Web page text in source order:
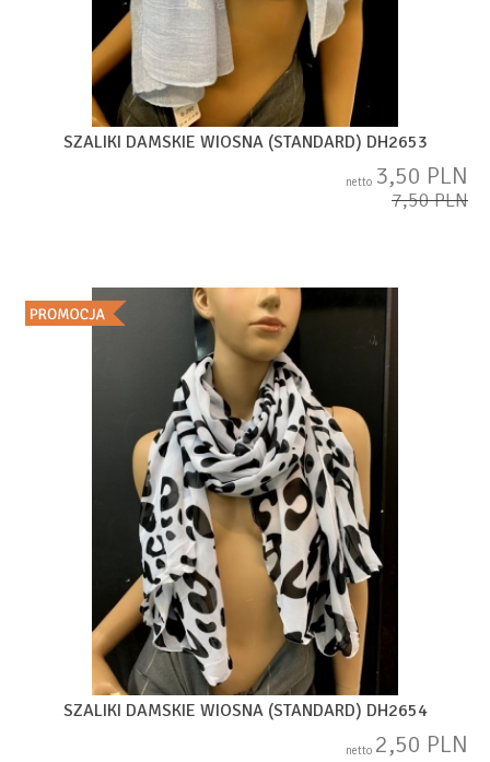
SZALIKI DAMSKIE WIOSNA (STANDARD) DH2653
netto 3,50 PLN
7,50 PLN
SZALIKI DAMSKIE WIOSNA (STANDARD) DH2654
netto 2,50 PLN